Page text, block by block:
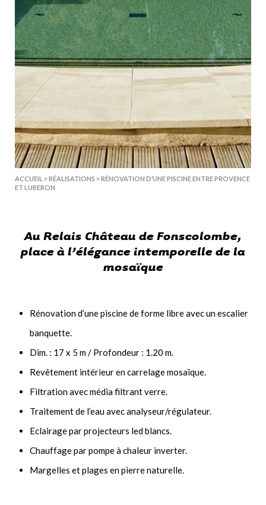
ACCUEIL >RÉALISATIONS >RÉNOVATION D’UNE PISCINE ENTRE PROVENCE
ET LUBERON
Au Relais Château de Fonscolombe,
place à l’élégance intemporelle de la
mosaïque
Rénovation d’une piscine de forme libre avec un escalier
banquette.
Dim. : 17 x 5 m / Profondeur : 1.20 m.
Revêtement intérieur en carrelage mosaïque.
Filtration avec média filtrant verre.
Traitement de l’eau avec analyseur/régulateur.
Eclairage par projecteurs led blancs.
Chauffage par pompe à chaleur inverter.
Margelles et plages en pierre naturelle.